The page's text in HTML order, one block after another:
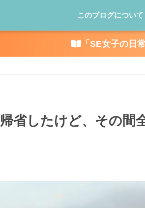
このブログについて
「SE女子の日
省したけど、その間